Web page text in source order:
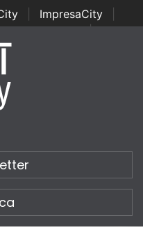
ImpresaCity
Awards | Italian
Awards